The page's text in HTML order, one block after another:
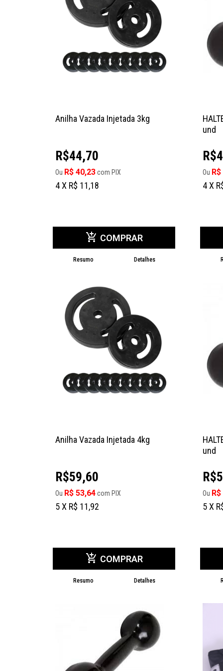
Anilha Vazada Injetada 3kg
R$44,70
Ou R$ 40,23 com PIX
4 X R$ 11,18
add_shopping_cart COMPRAR
Resumo Detalhes
und
Ou
4 X
Anilha Vazada Injetada 4kg
R$59,60
Ou R$ 53,64 com PIX
5 X R$ 11,92
add_shopping_cart COMPRAR
Resumo Detalhes
und
Ou
5 X